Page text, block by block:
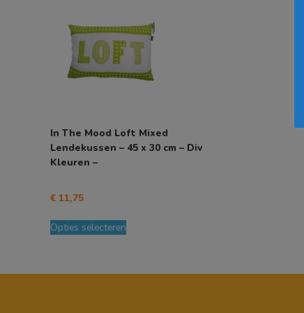
kan
gekozen
op
In The Mood Loft Mixed
Lendekussen – 45 x 30 cm – Div
Kleuren –
€ 11,75
Opties selecteren
Dit
product
variaties.